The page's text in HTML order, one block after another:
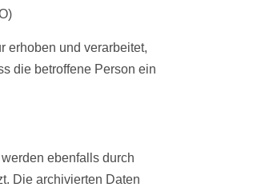
erhoben und verarbeitet,
die betroffene Person ein
ebenfalls durch
Die archivierten Daten